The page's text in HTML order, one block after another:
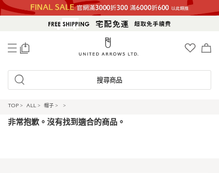
搜尋商品
TOP > ALL > 帽子 > >
非常抱歉。沒有找到適合的商品。